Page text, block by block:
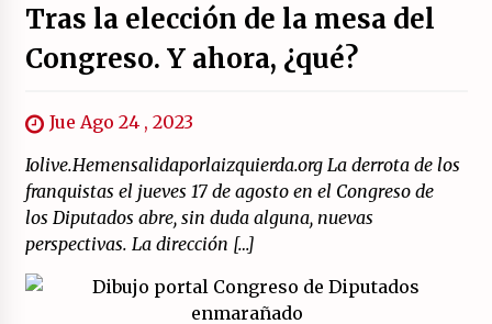
Tras la elección de la mesa del
Congreso. Y ahora, ¿qué?
Jue Ago 24 , 2023
Iolive.Hemensalidaporlaizquierda.org La derrota de los
franquistas el jueves 17 de agosto en el Congreso de
los Diputados abre, sin duda alguna, nuevas
perspectivas. La dirección […]